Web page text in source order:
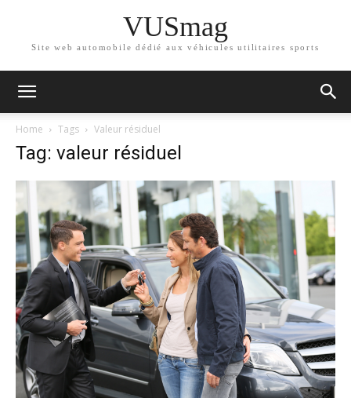
VUSmag
Site web automobile dédié aux véhicules utilitaires sports
Home Tags Valeur résiduel
Tag: valeur résiduel